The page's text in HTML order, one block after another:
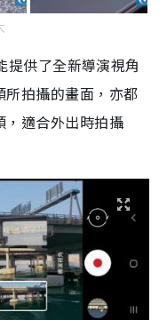
提供了全新導演視角
拍攝的畫面，亦都
，適合外出時拍攝